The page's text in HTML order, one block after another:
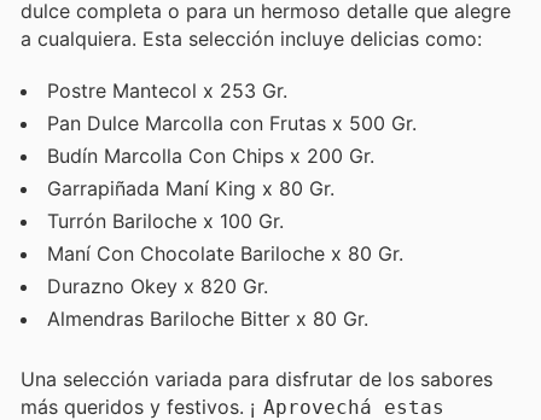
dulce completa o para un hermoso detalle que alegre
a cualquiera. Esta selección incluye delicias como:
Postre Mantecol x 253 Gr.
Pan Dulce Marcolla con Frutas x 500 Gr.
Budín Marcolla Con Chips x 200 Gr.
Garrapiñada Maní King x 80 Gr.
Turrón Bariloche x 100 Gr.
Maní Con Chocolate Bariloche x 80 Gr.
Durazno Okey x 820 Gr.
Almendras Bariloche Bitter x 80 Gr.
Una selección variada para disfrutar de los sabores
más queridos y festivos. ¡ Aprovechá estas